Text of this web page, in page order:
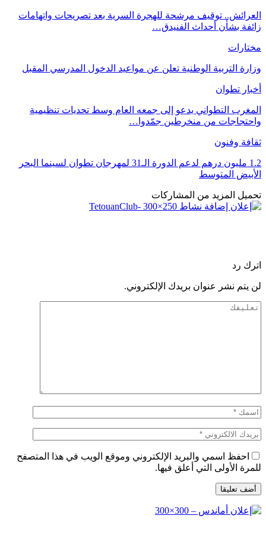
العرائش.. توقيف مرشحة للهجرة السرية بعد تصريحات واتهامات
زائفة بشأن أحداث الفنيدق…
مختارات
وزارة التربية الوطنية تعلن عن مواعيد الدخول المدرسي المقبل
أخبار تطوان
المغرب التطواني يدعو إلى جمعه العام وسط تحديات تنظيمية
واحتجاجات من منخرطين جمّدوا…
ثقافة وفنون
1.2 مليون درهم لدعم الدورة الـ31 لمهرجان تطوان لسينما البحر
الأبيض المتوسط
تحميل المزيد من المشاركات
اترك رد
لن يتم نشر عنوان بريدك الإلكتروني.
احفظ اسمي والبريد الإلكتروني وموقع الويب في هذا المتصفح
للمرة الأولى التي أعلق فيها.